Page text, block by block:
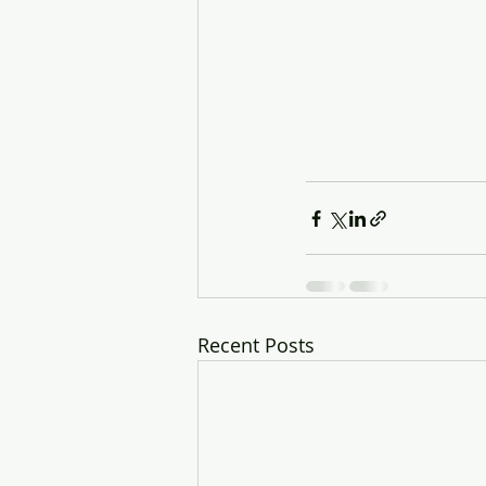
Recent Posts